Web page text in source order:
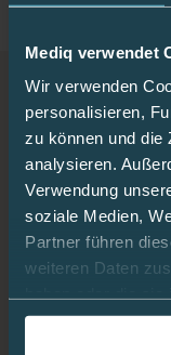
Mediq verwendet
Wir verwenden
personalisieren,
zu können und die
analysieren.
Verwendung
soziale Medien,
Partner führen
weiteren Daten
gesammelt haben.
Beschreibung
OmniPod 5 ist ein
(Automated
Pod enthält die
Abständen
Mahlzeiten-/